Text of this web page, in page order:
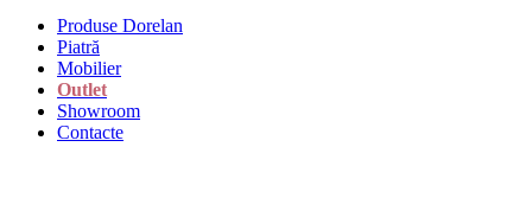
Produse Dorelan
Piatră
Mobilier
Outlet
Showroom
Contacte